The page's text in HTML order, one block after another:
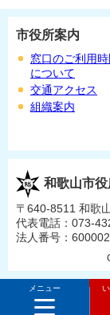
メニュー
市役所案内
窓口のご利用時
について
交通アクセス
組織案内
和歌山市役
〒640-8511 和歌
代表電話：073-
法人番号：